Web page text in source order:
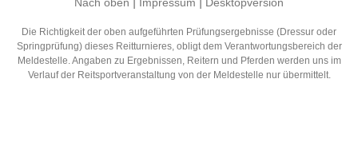
Die Richtigkeit der oben aufgeführten Prüfungsergebnisse (Dressur oder
Springprüfung) dieses Reitturnieres, obligt dem Verantwortungsbereich der
Meldestelle. Angaben zu Ergebnissen, Reitern und Pferden werden uns im
Verlauf der Reitsportveranstaltung von der Meldestelle nur übermittelt.